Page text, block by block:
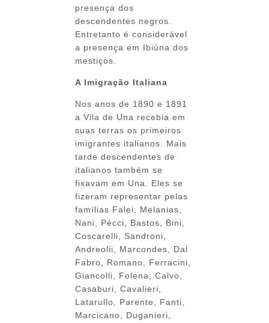
presença dos
descendentes negros.
Entretanto é considerável
a presença em Ibiúna dos
mestiços.
A Imigração Italiana
Nos anos de 1890 e 1891
a Vila de Una recebia em
suas terras os primeiros
imigrantes italianos. Mais
tarde descendentes de
italianos também se
fixavam em Una. Eles se
fizeram representar pelas
famílias Falei, Melanias,
Nani, Pécci, Bastos, Bini,
Coscarelli, Sandroni,
Andreolii, Marcondes, Dal
Fabro, Romano, Ferracini,
Giancolli, Folena, Calvo,
Casaburi, Cavalieri,
Latarullo, Parente, Fanti,
Marcicano, Duganieri,